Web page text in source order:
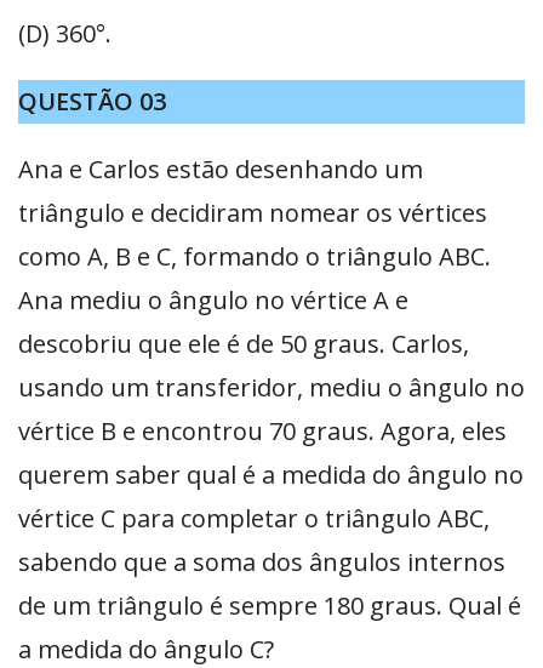
(D) 360°.
QUESTÃO 03
Ana e Carlos estão desenhando um
triângulo e decidiram nomear os vértices
como A, B e C, formando o triângulo ABC.
Ana mediu o ângulo no vértice A e
descobriu que ele é de 50 graus. Carlos,
usando um transferidor, mediu o ângulo no
vértice B e encontrou 70 graus. Agora, eles
querem saber qual é a medida do ângulo no
vértice C para completar o triângulo ABC,
sabendo que a soma dos ângulos internos
de um triângulo é sempre 180 graus. Qual é
a medida do ângulo C?